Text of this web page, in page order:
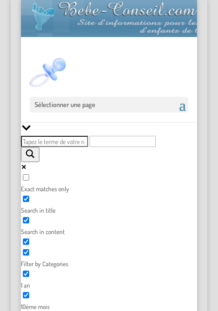
Sélectionner une page
Exact matches only
Search in title
Search in content
Filter by Categories
1 an
10ème mois